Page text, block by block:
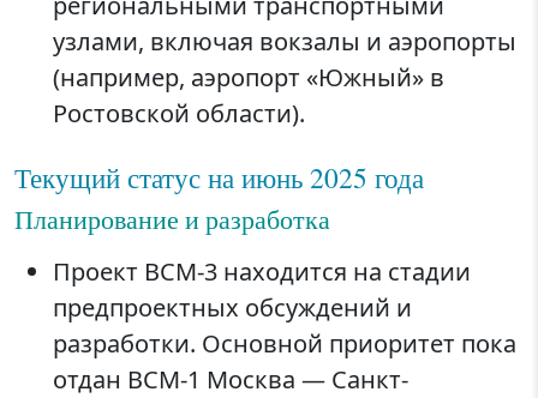
узлами, включая вокзалы и аэропорты
(например, аэропорт «Южный» в
Ростовской области).
Текущий статус на июнь 2025 года
Планирование и разработка
Проект ВСМ-3 находится на стадии
предпроектных обсуждений и
разработки. Основной приоритет пока
отдан ВСМ-1 Москва — Санкт-